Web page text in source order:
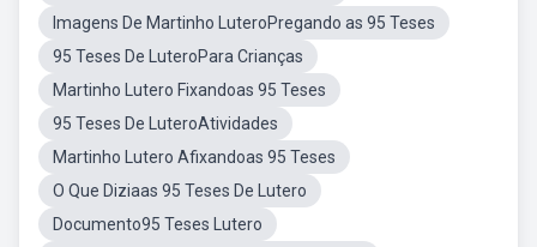
Imagens De Martinho LuteroPregando as 95 Teses
95 Teses De LuteroPara Crianças
Martinho Lutero Fixandoas 95 Teses
95 Teses De LuteroAtividades
Martinho Lutero Afixandoas 95 Teses
O Que Diziaas 95 Teses De Lutero
Documento95 Teses Lutero